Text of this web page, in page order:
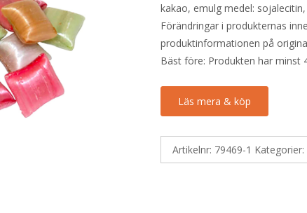
kakao, emulg medel:
Förändringar i produkternas
produktinformationen på
Bäst före: Produkten har minst
Läs mera & köp
Artikelnr: 79469-1 Kategorier: